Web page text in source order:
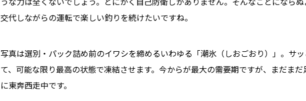
交代しながらの運転で楽しい釣りを続けたいですね。
写真は選別・パック詰め前のイワシを締めるいわゆる「潮氷（しおごおり）」。サ
て、可能な限り最高の状態で凍結させます。今からが最大の需要期ですが、まだま
に東奔西走中です。